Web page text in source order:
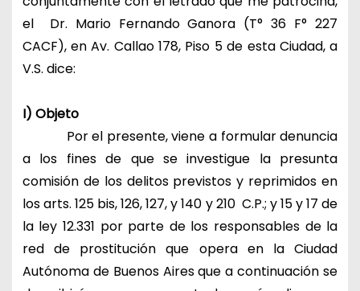
el Dr. Mario Fernando Ganora (T° 36 F° 227
CACF), en Av. Callao 178, Piso 5 de esta Ciudad, a
V.S. dice:
I) Objeto
Por el presente, viene a formular denuncia
a los fines de que se investigue la presunta
comisión de los delitos previstos y reprimidos en
los arts. 125 bis, 126, 127, y 140 y 210 C.P.; y 15 y 17 de
la ley 12.331 por parte de los responsables de la
red de prostitución que opera en la Ciudad
Autónoma de Buenos Aires que a continuación se